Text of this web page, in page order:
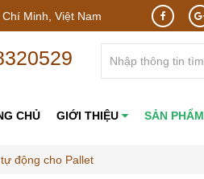
Minh, Việt Nam
CHỦ GIỚI THIỆU SẢN PHẨM
động cho Pallet